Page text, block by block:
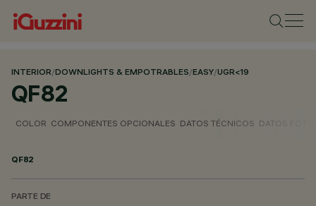
INTERIOR/DOWNLIGHTS & EMPOTRABLES/EASY/UGR<19
QF82
COLOR COMPONENTES OPCIONALES DATOS TÉCNICOS DATOS
QF82
PARTE DE